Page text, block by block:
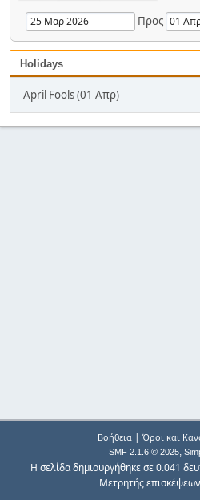
Προς
Holidays
April Fools (01 Απρ)
Βοήθεια| Όροι και
SMF 2.1.6 © 2025,
Η σελίδα δημιουργήθηκε σε 0.041
Μετρητής